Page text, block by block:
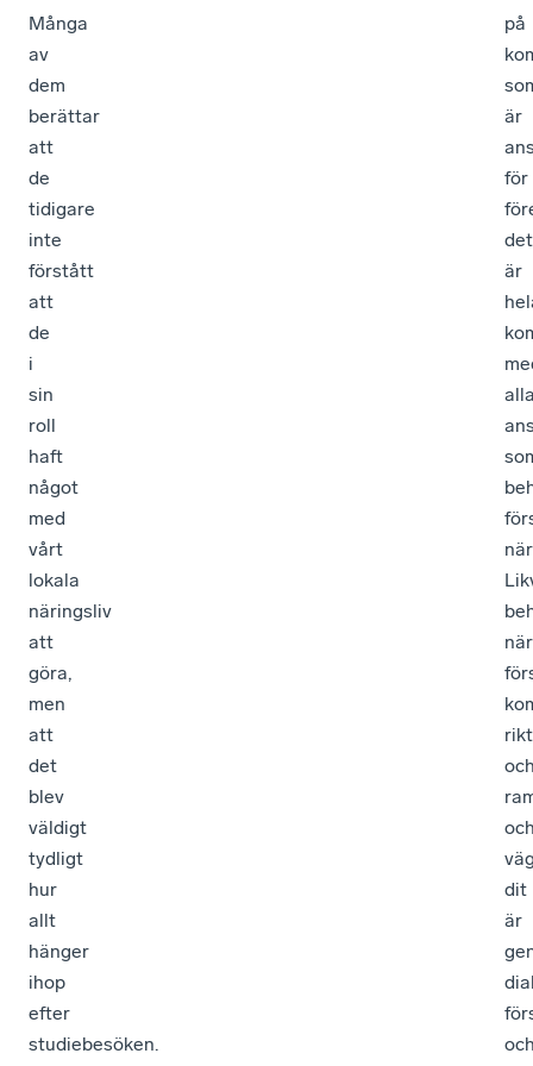
Många
av
dem
berättar
att
de
tidigare
inte
förstått
att
de
i
sin
roll
haft
något
med
vårt
lokala
näringsliv
att
göra,
men
att
det
blev
väldigt
tydligt
hur
allt
hänger
ihop
efter
studiebesöken.
på
är
för
det
är
dit
är